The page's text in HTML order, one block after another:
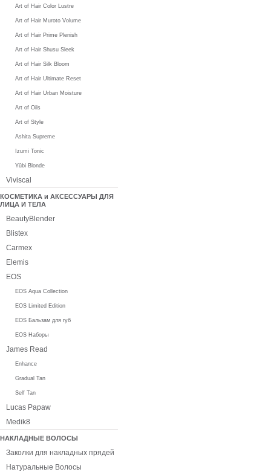
Art of Hair Color Lustre
Art of Hair Muroto Volume
Art of Hair Prime Plenish
Art of Hair Shusu Sleek
Art of Hair Silk Bloom
Art of Hair Ultimate Reset
Art of Hair Urban Moisture
Art of Oils
Art of Style
Ashita Supreme
Izumi Tonic
Yūbi Blonde
Viviscal
КОСМЕТИКА и АКСЕССУАРЫ ДЛЯ
ЛИЦА И ТЕЛА
BeautyBlender
Blistex
Carmex
Elemis
EOS
EOS Aqua Collection
EOS Limited Edition
EOS Бальзам для губ
EOS Наборы
James Read
Enhance
Gradual Tan
Self Tan
Lucas Papaw
Medik8
НАКЛАДНЫЕ ВОЛОСЫ
Заколки для накладных прядей
Натуральные Волосы